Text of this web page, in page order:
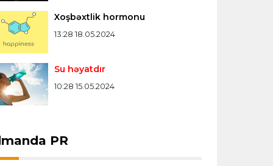
Xoşbəxtlik hormonu
13:28 18.05.2024
Su həyatdır
10:28 15.05.2024
PR